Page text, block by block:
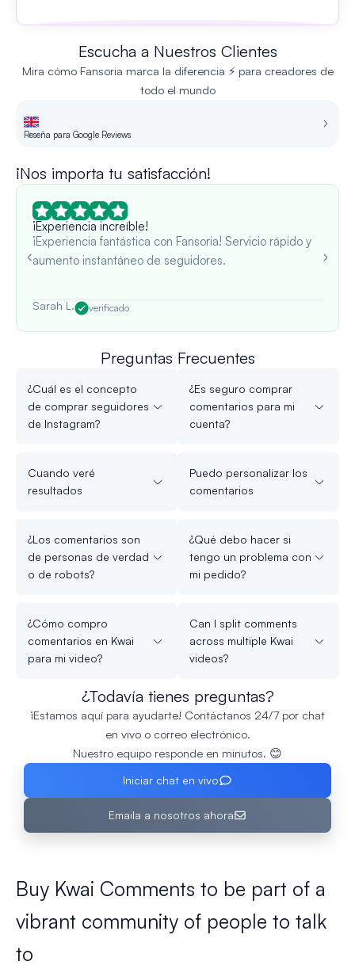
Escucha a Nuestros Clientes
Mira cómo Fansoria marca la diferencia ⚡ para creadores de
todo el mundo
Reseña para Google Reviews
¡Nos importa tu satisfacción!
¡Experiencia increíble!
¡Experiencia fantástica con Fansoria! Servicio rápido y
aumento instantáneo de seguidores.
Sarah L. verificado
Preguntas Frecuentes
¿Cuál es el concepto
de comprar seguidores
de Instagram?
Cuando veré
resultados
¿Los comentarios son
de personas de verdad
o de robots?
¿Cómo compro
comentarios en Kwai
para mi video?
¿Es seguro comprar
comentarios para mi
cuenta?
Puedo personalizar los
comentarios
¿Qué debo hacer si
tengo un problema con
mi pedido?
Can I split comments
across multiple Kwai
videos?
¿Todavía tienes preguntas?
¡Estamos aquí para ayudarte! Contáctanos 24/7 por chat
en vivo o correo electrónico.
Nuestro equipo responde en minutos. 😊
Iniciar chat en vivo
Emaila a nosotros ahora
Buy Kwai Comments to be part of a
vibrant community of people to talk
to